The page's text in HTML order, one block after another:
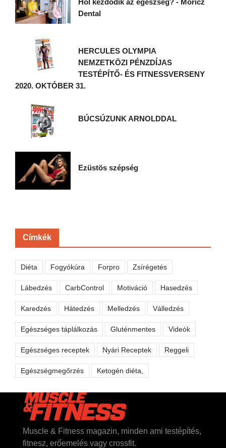
Dental
HERCULES OLYMPIA
NEMZETKÖZI PÉNZDÍJAS
TESTÉPÍTŐ- ÉS FITNESSVERSENY
2020. OKTÓBER 31.
BÚCSÚZUNK ARNOLDDAL
Ezüstös szépség
Címkék
Diéta Fogyókúra Forpro Zsírégetés
Lábedzés CarbControl Motiváció Hasedzés
Karedzés Hátedzés Melledzés Válledzés
Egészséges táplálkozás Gluténmentes Videók
Egészséges receptek Nyári Receptek Reggeli
Egészségmegőrzés Ketogén diéta,
Muscle & Fitness magazin, minden ami testépítés,
fitnesz, erőemelés vagy crossfit.